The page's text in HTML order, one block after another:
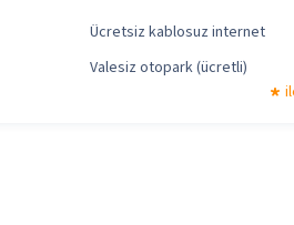
Ücretsiz kablosuz internet
Valesiz otopark (ücretli)